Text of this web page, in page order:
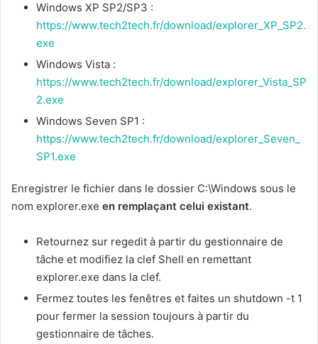
Windows XP SP2/SP3 :
https://www.tech2tech.fr/download/explorer_XP_SP2.
exe
Windows Vista :
https://www.tech2tech.fr/download/explorer_Vista_SP
2.exe
Windows Seven SP1 :
https://www.tech2tech.fr/download/explorer_Seven_
SP1.exe
Enregistrer le fichier dans le dossier C:\Windows sous le
nom explorer.exe en remplaçant celui existant.
Retournez sur regedit à partir du gestionnaire de
tâche et modifiez la clef Shell en remettant
explorer.exe dans la clef.
Fermez toutes les fenêtres et faites un shutdown -t 1
pour fermer la session toujours à partir du
gestionnaire de tâches.